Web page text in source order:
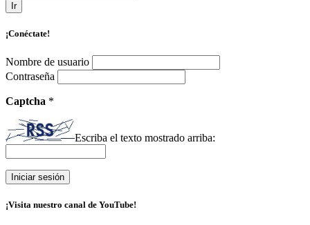
Ir
¡Conéctate!
Nombre de usuario
Contraseña
Captcha *
Escriba el texto mostrado arriba:
¡Visita nuestro canal de YouTube!